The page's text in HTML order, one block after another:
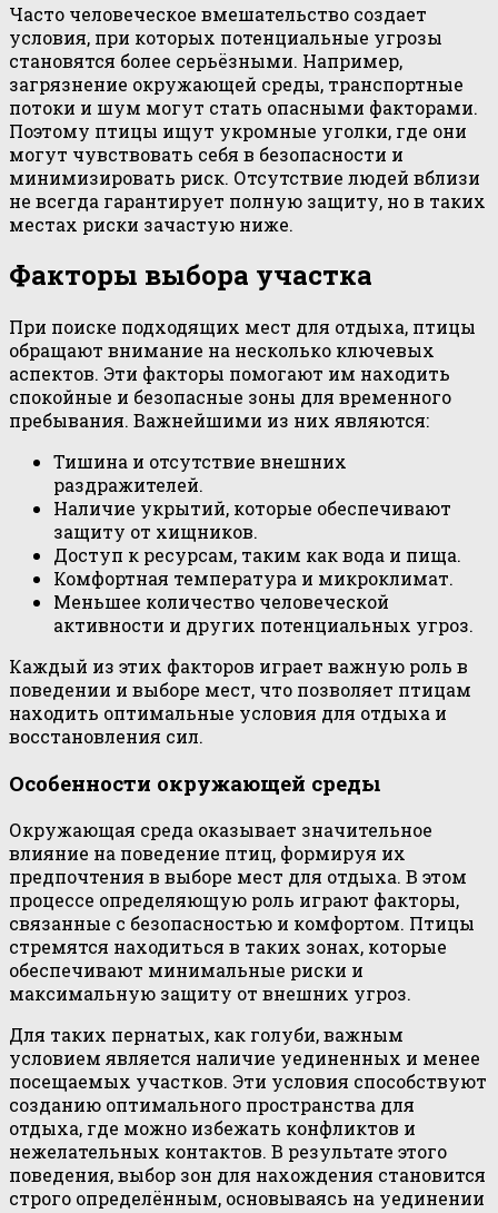
Часто человеческое вмешательство создает
условия, при которых потенциальные угрозы
становятся более серьёзными. Например,
загрязнение окружающей среды, транспортные
потоки и шум могут стать опасными факторами.
Поэтому птицы ищут укромные уголки, где они
могут чувствовать себя в безопасности и
минимизировать риск. Отсутствие людей вблизи
не всегда гарантирует полную защиту, но в таких
местах риски зачастую ниже.
Факторы выбора участка
При поиске подходящих мест для отдыха, птицы
обращают внимание на несколько ключевых
аспектов. Эти факторы помогают им находить
спокойные и безопасные зоны для временного
пребывания. Важнейшими из них являются:
Тишина и отсутствие внешних
раздражителей.
Наличие укрытий, которые обеспечивают
защиту от хищников.
Доступ к ресурсам, таким как вода и пища.
Комфортная температура и микроклимат.
Меньшее количество человеческой
активности и других потенциальных угроз.
Каждый из этих факторов играет важную роль в
поведении и выборе мест, что позволяет птицам
находить оптимальные условия для отдыха и
восстановления сил.
Особенности окружающей среды
Окружающая среда оказывает значительное
влияние на поведение птиц, формируя их
предпочтения в выборе мест для отдыха. В этом
процессе определяющую роль играют факторы,
связанные с безопасностью и комфортом. Птицы
стремятся находиться в таких зонах, которые
обеспечивают минимальные риски и
максимальную защиту от внешних угроз.
Для таких пернатых, как голуби, важным
условием является наличие уединенных и менее
посещаемых участков. Эти условия способствуют
созданию оптимального пространства для
отдыха, где можно избежать конфликтов и
нежелательных контактов. В результате этого
поведения, выбор зон для нахождения становится
строго определённым, основываясь на уединении